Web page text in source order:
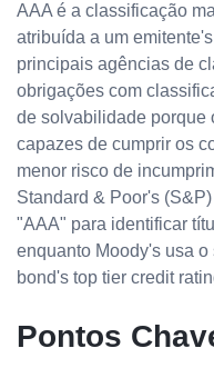
AAA é a classificação
atribuída a um
principais agências de
obrigações com
de solvabilidade porque
capazes de cumprir os
menor risco de
Standard & Poor's
"AAA" para identificar
enquanto Moody's usa
bond's top tier credit
Pontos